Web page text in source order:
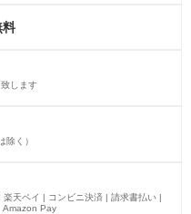
料
します
除く）
天ペイ | コンビニ決済 | 請求書払い |
Amazon Pay